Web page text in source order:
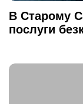
В Старому
послуги